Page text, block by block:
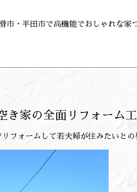
・半田市で高機能でおしゃれな家
き家の全面リフォーム
フォームして若夫婦が住みたいと